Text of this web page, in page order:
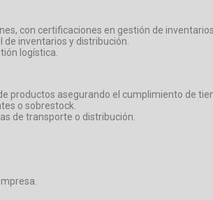
con certificaciones en gestión de
inventarios y distribución.
logística.
productos asegurando el cumplimiento de
o sobrestock.
de transporte o distribución.